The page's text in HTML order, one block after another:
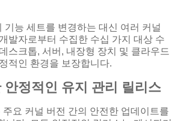
기능 세트를 변경하는 대신 여러 커널
발자로부터 수집한 수십 가지 대상 수
스크톱, 서버, 내장형 장치 및 클라우드
적인 환경을 보장합니다.
안정적인 유지 관리 릴리스
주요 커널 버전 간의 안전한 업데이트를